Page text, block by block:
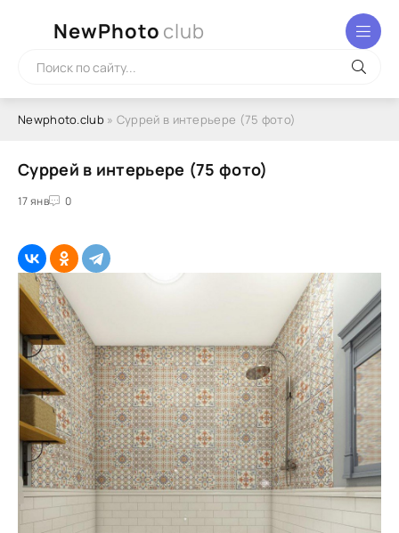
NewPhoto club
Newphoto.club» Суррей в интерьере (75 фото)
Суррей в интерьере (75 фото)
17 янв 0